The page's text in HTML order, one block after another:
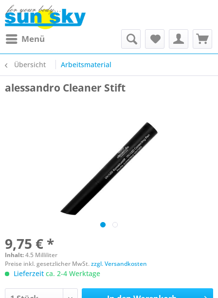
Menü
Übersicht Arbeitsmaterial
alessandro Cleaner Stift
9,75 € *
Inhalt:4.5 Milliliter
Preise inkl. gesetzlicher MwSt.zzgl. Versandkosten
Lieferzeit ca. 2-4 Werktage